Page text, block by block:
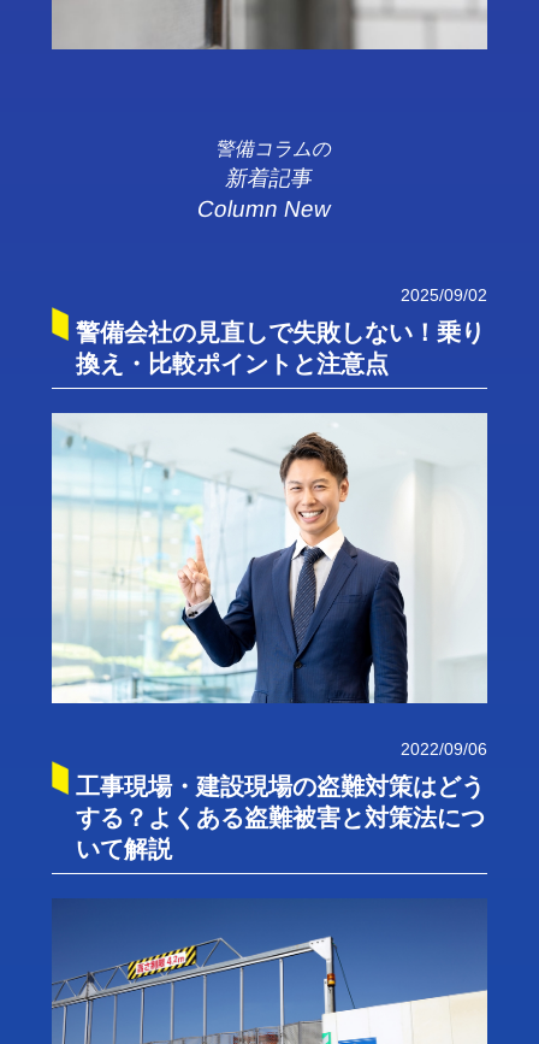
警備コラムの
新着記事
Column New
2025/09/02
警備会社の見直しで失敗しない！乗り
換え・比較ポイントと注意点
2022/09/06
工事現場・建設現場の盗難対策はどう
する？よくある盗難被害と対策法につ
いて解説